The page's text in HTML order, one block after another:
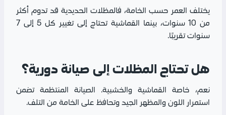
يختلف العمر حسب الخامة، فالمظلات الحديدية قد تدوم أكثر
من 10 سنوات، بينما القماشية تحتاج إلى تغيير كل 5 إلى 7
سنوات تقريبًا.
هل تحتاج المظلات إلى صيانة دورية؟
نعم، خاصة القماشية والخشبية. الصيانة المنتظمة تضمن
استمرار اللون والمظهر الجيد وتحافظ على الخامة من التلف.